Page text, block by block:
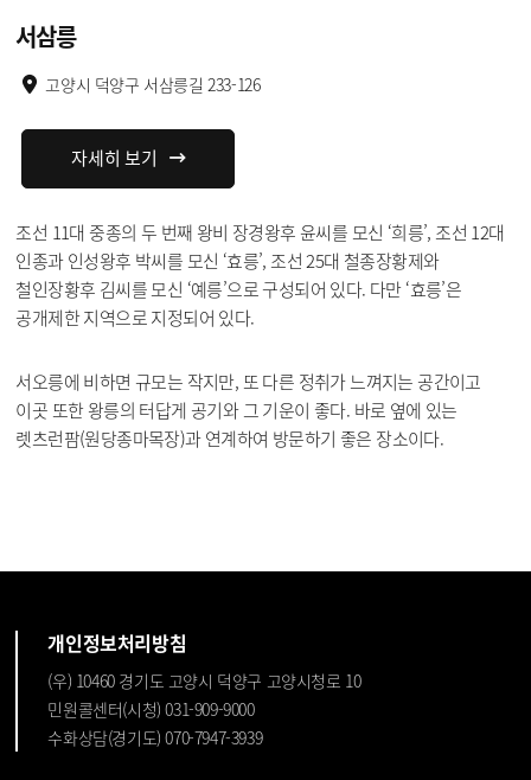
서삼릉
고양시 덕양구 서삼릉길 233-126
자세히 보기
조선 11대 중종의 두 번째 왕비 장경왕후 윤씨를 모신 ‘희릉’, 조선 12대
인종과 인성왕후 박씨를 모신 ‘효릉’, 조선 25대 철종장황제와
철인장황후 김씨를 모신 ‘예릉’으로 구성되어 있다. 다만 ‘효릉’은
공개제한 지역으로 지정되어 있다.
서오릉에 비하면 규모는 작지만, 또 다른 정취가 느껴지는 공간이고
이곳 또한 왕릉의 터답게 공기와 그 기운이 좋다. 바로 옆에 있는
렛츠런팜(원당종마목장)과 연계하여 방문하기 좋은 장소이다.
개인정보처리방침
(우) 10460 경기도 고양시 덕양구 고양시청로 10
민원콜센터(시청) 031-909-9000
수화상담(경기도) 070-7947-3939